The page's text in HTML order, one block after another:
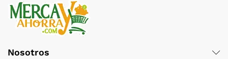
Nosotros